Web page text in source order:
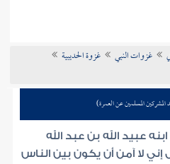
غزوات النبي
غزوة الحديبية
المسلمين عن العمرة)
عبيد الله بن عبد الله
لا آمن أن يكون بين الناس